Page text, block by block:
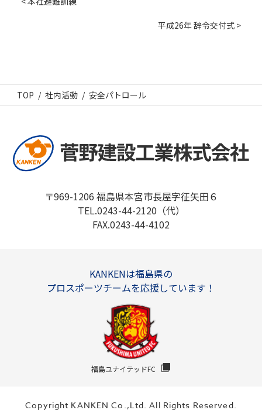
平成26年 辞令交付式 >
TOP 社内活動 安全パトロール
〒969-1206 福島県本宮市長屋字征矢田６
TEL.0243-44-2120（代）
FAX.0243-44-4102
KANKENは福島県の
プロスポーツチームを応援しています！
福島ユナイテッドFC
Copyright KANKEN Co.,Ltd. All Rights Reserved.